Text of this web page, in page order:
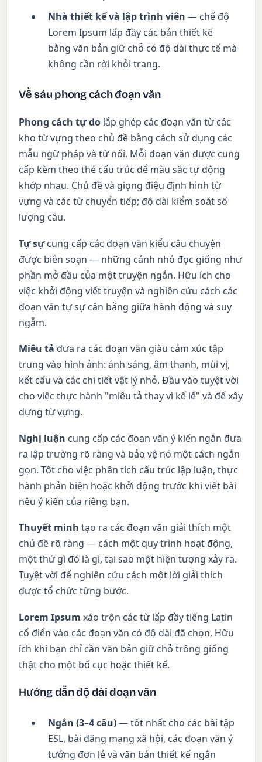
Nhà thiết kế và lập trình viên — chế độ
Lorem Ipsum lấp đầy các bản thiết kế
bằng văn bản giữ chỗ có độ dài thực tế mà
không cần rời khỏi trang.
Về sáu phong cách đoạn văn
Phong cách tự do lắp ghép các đoạn văn từ các
kho từ vựng theo chủ đề bằng cách sử dụng các
mẫu ngữ pháp và từ nối. Mỗi đoạn văn được cung
cấp kèm theo thẻ cấu trúc để màu sắc tự động
khớp nhau. Chủ đề và giọng điệu định hình từ
vựng và các từ chuyển tiếp; độ dài kiểm soát số
lượng câu.
Tự sựcung cấp các đoạn văn kiểu câu chuyện
được biên soạn — những cảnh nhỏ đọc giống như
phần mở đầu của một truyện ngắn. Hữu ích cho
việc khởi động viết truyện và nghiên cứu cách các
đoạn văn tự sự cân bằng giữa hành động và suy
ngẫm.
Miêu tả đưa ra các đoạn văn giàu cảm xúc tập
trung vào hình ảnh: ánh sáng, âm thanh, mùi vị,
kết cấu và các chi tiết vật lý nhỏ. Đầu vào tuyệt vời
cho việc thực hành "miêu tả thay vì kể lể" và để xây
dựng từ vựng.
Nghị luận cung cấp các đoạn văn ý kiến ngắn đưa
ra lập trường rõ ràng và bảo vệ nó một cách ngắn
gọn. Tốt cho việc phân tích cấu trúc lập luận, thực
hành phản biện hoặc khởi động trước khi viết bài
nêu ý kiến của riêng bạn.
Thuyết minh tạo ra các đoạn văn giải thích một
chủ đề rõ ràng — cách một quy trình hoạt động,
một thứ gì đó là gì, tại sao một hiện tượng xảy ra.
Tuyệt vời để nghiên cứu cách một lời giải thích
được tổ chức từng bước.
Lorem Ipsum xáo trộn các từ lấp đầy tiếng Latin
cổ điển vào các đoạn văn có độ dài đã chọn. Hữu
ích khi bạn chỉ cần văn bản giữ chỗ trông giống
thật cho một bố cục hoặc thiết kế.
Hướng dẫn độ dài đoạn văn
Ngắn (3–4 câu)— tốt nhất cho các bài tập
ESL, bài đăng mạng xã hội, các đoạn văn ý
tưởng đơn lẻ và văn bản thiết kế ngắn